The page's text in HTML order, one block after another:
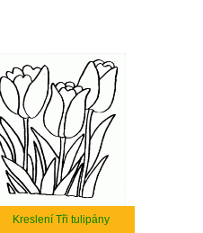
Kreslení Tři tulipány